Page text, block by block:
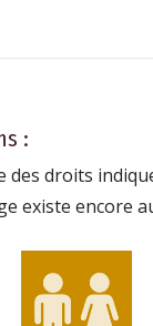
:
des droits
existe encore